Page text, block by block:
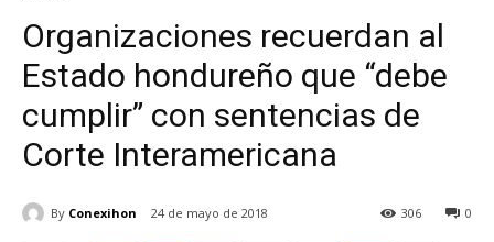
Organizaciones recuerdan al
Estado hondureño que “debe
cumplir” con sentencias de
Corte Interamericana
By Conexihon 24 de mayo de 2018 0
306